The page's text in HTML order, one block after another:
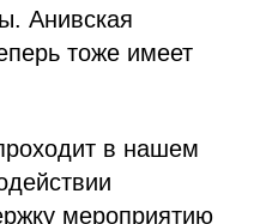
Анивская
тоже имеет
в нашем
мероприятию